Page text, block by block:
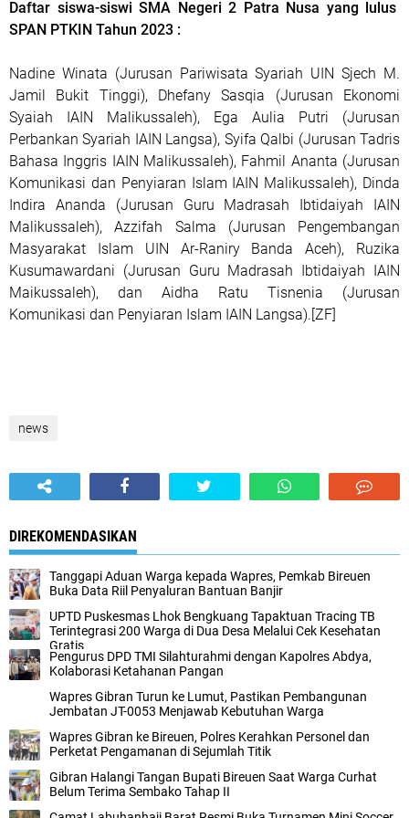
Daftar siswa-siswi SMA Negeri 2 Patra Nusa yang lulus
SPAN PTKIN Tahun 2023 :
Nadine Winata (Jurusan Pariwisata Syariah UIN Sjech M.
Jamil Bukit Tinggi), Dhefany Sasqia (Jurusan Ekonomi
Syaiah IAIN Malikussaleh), Ega Aulia Putri (Jurusan
Perbankan Syariah IAIN Langsa), Syifa Qalbi (Jurusan Tadris
Bahasa Inggris IAIN Malikussaleh), Fahmil Ananta (Jurusan
Komunikasi dan Penyiaran Islam IAIN Malikussaleh), Dinda
Indira Ananda (Jurusan Guru Madrasah Ibtidaiyah IAIN
Malikussaleh), Azzifah Salma (Jurusan Pengembangan
Masyarakat Islam UIN Ar-Raniry Banda Aceh), Ruzika
Kusumawardani (Jurusan Guru Madrasah Ibtidaiyah IAIN
Maikussaleh), dan Aidha Ratu Tisnenia (Jurusan
Komunikasi dan Penyiaran Islam IAIN Langsa).[ZF]
news
DIREKOMENDASIKAN
Tanggapi Aduan Warga kepada Wapres, Pemkab Bireuen
Buka Data Riil Penyaluran Bantuan Banjir
UPTD Puskesmas Lhok Bengkuang Tapaktuan ‎Tracing TB
Terintegrasi 200 Warga di Dua Desa Melalui Cek Kesehatan
Gratis
Pengurus DPD TMI Silahturahmi dengan Kapolres Abdya,
Kolaborasi Ketahanan Pangan
Wapres Gibran Turun ke Lumut, Pastikan Pembangunan
Jembatan JT-0053 Menjawab Kebutuhan Warga
Wapres Gibran ke Bireuen, Polres Kerahkan Personel dan
Perketat Pengamanan di Sejumlah Titik
Gibran Halangi Tangan Bupati Bireuen Saat Warga Curhat
Belum Terima Sembako Tahap II